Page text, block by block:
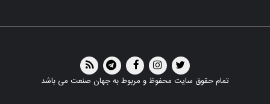
تمام حقوق سایت محفوظ و مربوط به جهان صنعت می باشد